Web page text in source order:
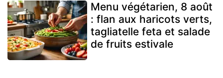
Menu végétarien, 8 août
: flan aux haricots verts,
tagliatelle feta et salade
de fruits estivale